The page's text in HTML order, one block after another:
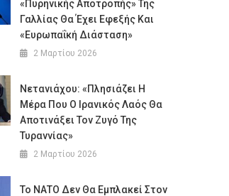
«πυρηνικής Αποτροπής» Της
Γαλλίας Θα Έχει Εφεξής Και
«ευρωπαΐκή Διάσταση»
2 Μαρτίου 2026
Νετανιάχου: «Πλησιάζει Η
Μέρα Που Ο Ιρανικός Λαός Θα
Αποτινάξει Τον Ζυγό Της
Τυραννίας»
2 Μαρτίου 2026
Το ΝΑΤΟ Δεν Θα Εμπλακεί Στον